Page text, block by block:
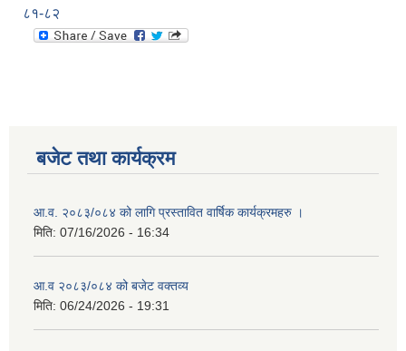
८१-८२
बजेट तथा कार्यक्रम
आ.व. २०८३/०८४ को लागि प्रस्तावित वार्षिक कार्यक्रमहरु ।
मिति: 07/16/2026 - 16:34
आ.व २०८३/०८४ को बजेट वक्तव्य
मिति: 06/24/2026 - 19:31